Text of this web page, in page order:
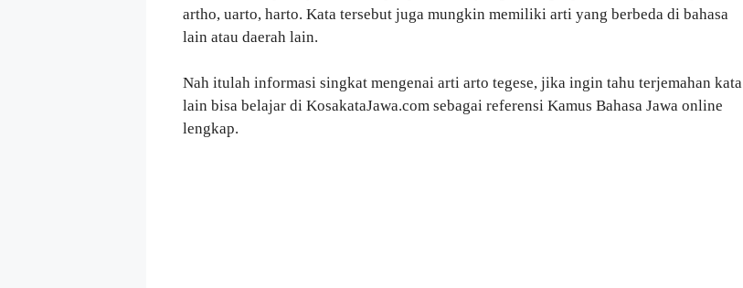
artho, uarto, harto. Kata tersebut juga mungkin memiliki arti yang berbeda di bahasa
lain atau daerah lain.
Nah itulah informasi singkat mengenai arti arto tegese, jika ingin tahu terjemahan kata
lain bisa belajar di KosakataJawa.com sebagai referensi Kamus Bahasa Jawa online
lengkap.